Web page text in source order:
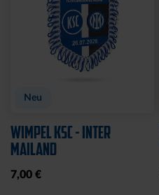
Neu
WIMPEL KSC - INTER
MAILAND
7,00 €